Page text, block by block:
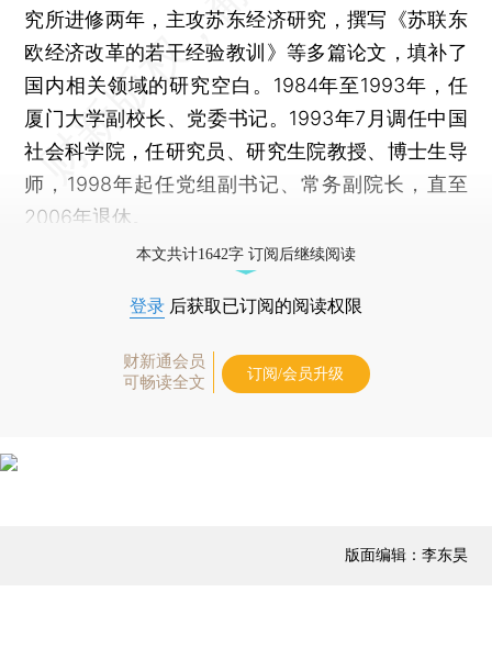
究所进修两年，主攻苏东经济研究，撰写《苏联东
欧经济改革的若干经验教训》等多篇论文，填补了
国内相关领域的研究空白。1984年至1993年，任
厦门大学副校长、党委书记。1993年7月调任中国
社会科学院，任研究员、研究生院教授、博士生导
师，1998年起任党组副书记、常务副院长，直至
2006年退休。
本文共计1642字 订阅后继续阅读
登录 后获取已订阅的阅读权限
财新通会员
可畅读全文
订阅/会员升级
版面编辑：李东昊